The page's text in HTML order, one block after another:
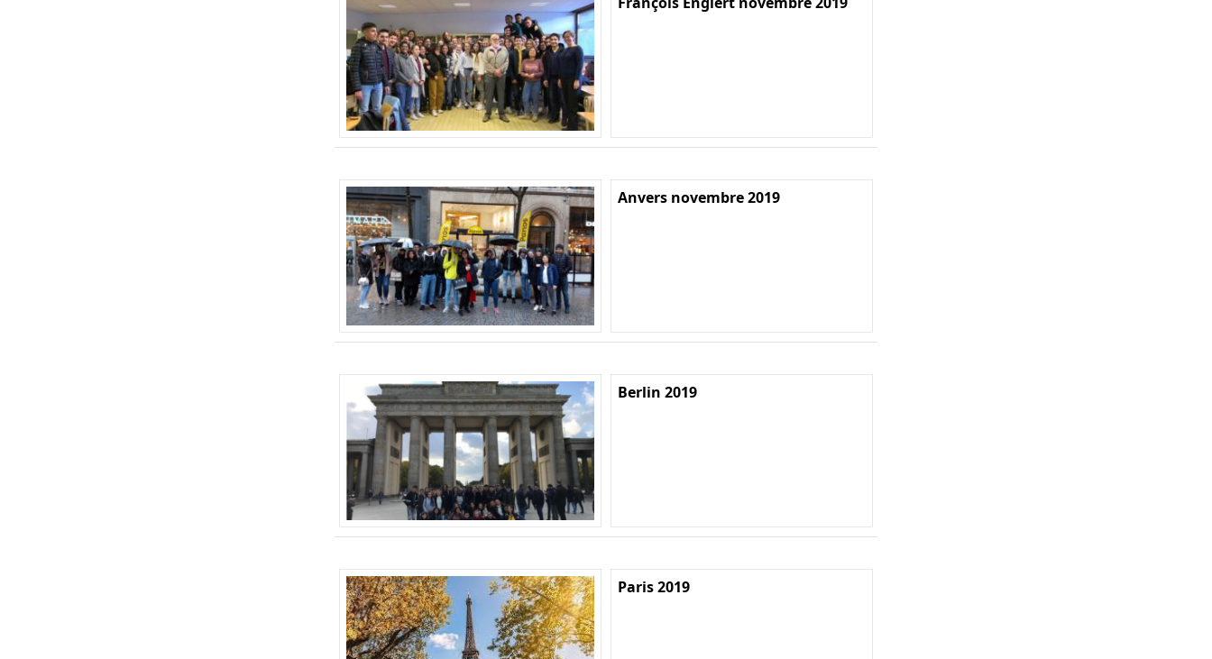
Anvers novembre 2019
Berlin 2019
Paris 2019